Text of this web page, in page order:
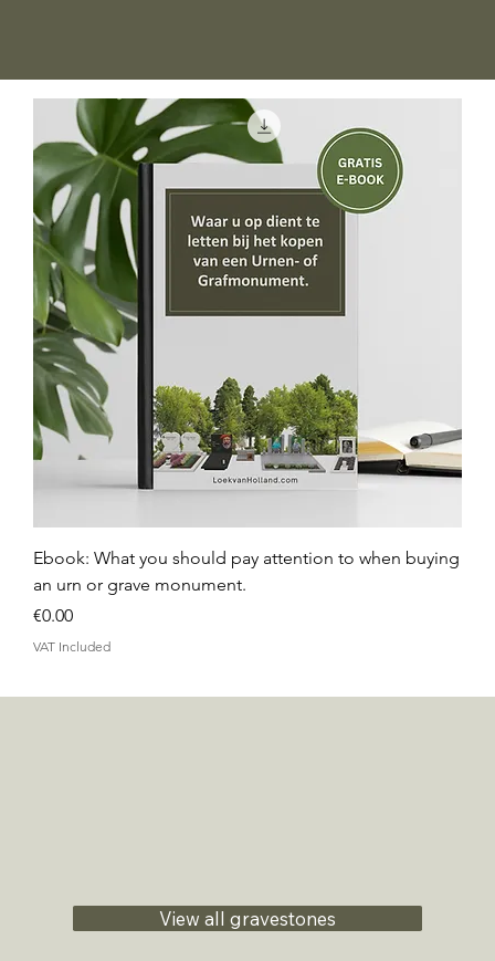
Ebook: What you should pay attention to when buying
an urn or grave monument.
Price
€0.00
VAT Included
View all gravestones